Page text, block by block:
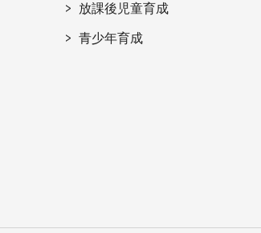
放課後児童育成
青少年育成